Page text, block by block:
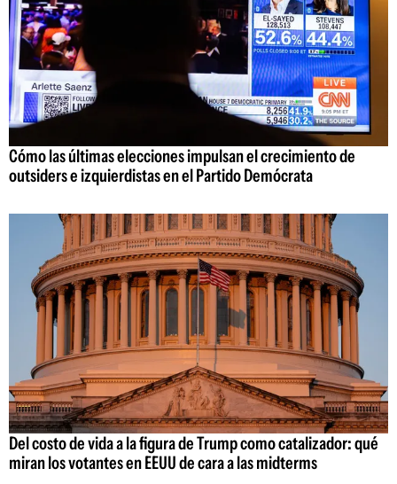
Cómo las últimas elecciones impulsan el crecimiento de
outsiders e izquierdistas en el Partido Demócrata
Del costo de vida a la figura de Trump como catalizador: qué
miran los votantes en EEUU de cara a las midterms